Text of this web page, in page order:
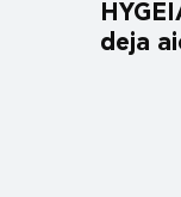
deja